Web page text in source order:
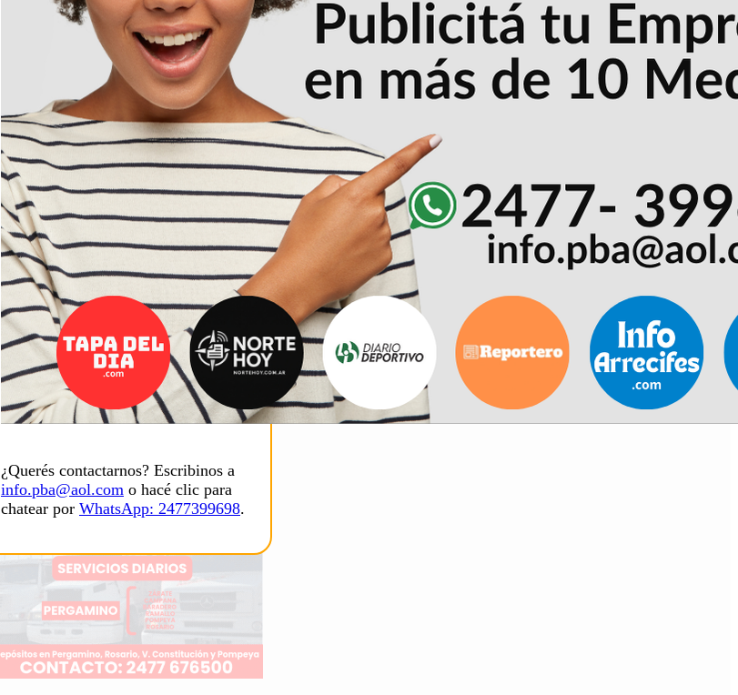
¿Querés contactarnos? Escribinos a
info.pba@aol.com o hacé clic para
chatear por WhatsApp: 2477399698.